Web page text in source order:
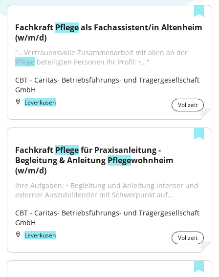
Fachkraft Pflege als Fachassistent/in Altenheim
(w/m/d)
Pflege beteiligten Personen Ihr Profil: •..."
CBT - Caritas- Betriebsführungs- und Trägergesellschaft
GmbH
Leverkusen Vollzeit
Fachkraft Pflege für Praxisanleitung -
Begleitung & Anleitung Pflegewohnheim
(w/m/d)
Ihre Aufgaben: • Begleitung und Anleitung interner und
externer Auszubildender mit Schwerpunkt auf...
CBT - Caritas- Betriebsführungs- und Trägergesellschaft
GmbH
Leverkusen Vollzeit